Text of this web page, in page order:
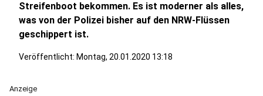
Streifenboot bekommen. Es ist moderner als alles,
was von der Polizei bisher auf den NRW-Flüssen
geschippert ist.
Veröffentlicht: Montag, 20.01.2020 13:18
Anzeige